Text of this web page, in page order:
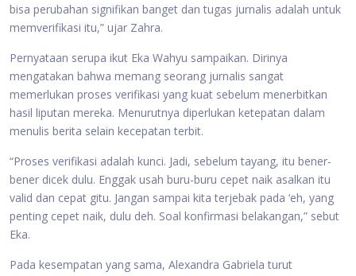
bisa perubahan signifikan banget dan tugas jurnalis adalah untuk
memverifikasi itu,” ujar Zahra.
Pernyataan serupa ikut Eka Wahyu sampaikan. Dirinya
mengatakan bahwa memang seorang jurnalis sangat
memerlukan proses verifikasi yang kuat sebelum menerbitkan
hasil liputan mereka. Menurutnya diperlukan ketepatan dalam
menulis berita selain kecepatan terbit.
“Proses verifikasi adalah kunci. Jadi, sebelum tayang, itu bener-
bener dicek dulu. Enggak usah buru-buru cepet naik asalkan itu
valid dan cepat gitu. Jangan sampai kita terjebak pada ‘eh, yang
penting cepet naik, dulu deh. Soal konfirmasi belakangan,” sebut
Eka.
Pada kesempatan yang sama, Alexandra Gabriela turut